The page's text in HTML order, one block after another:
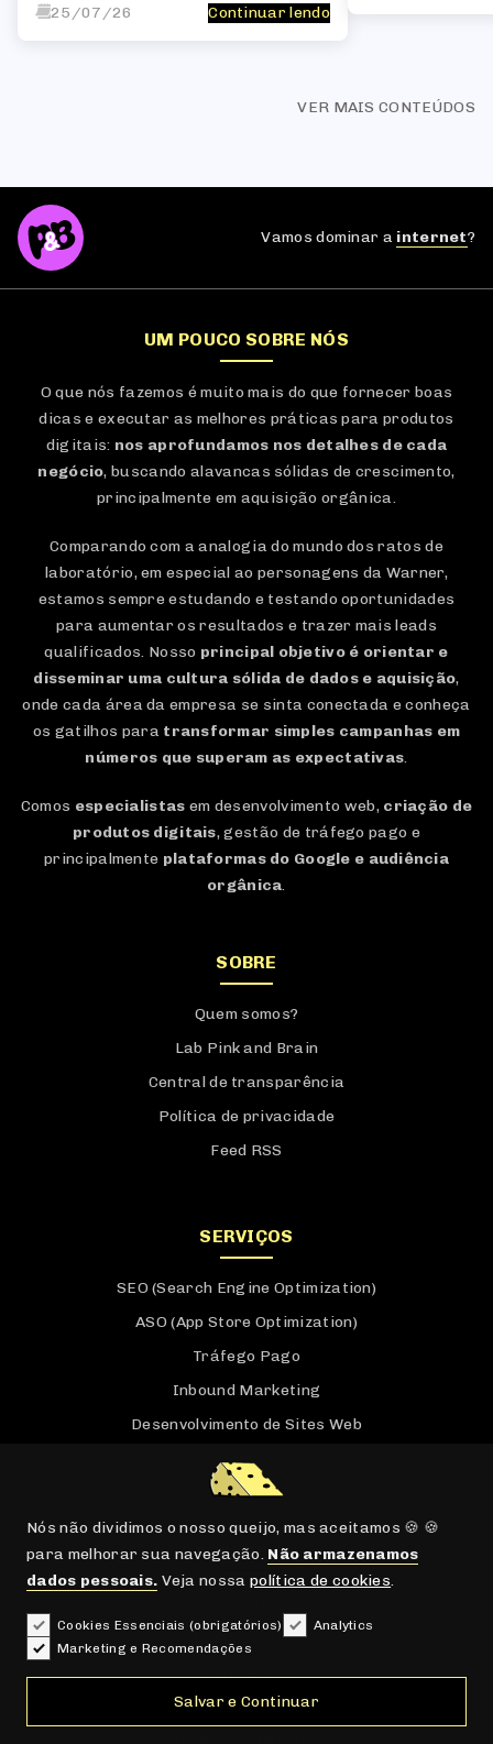
impacta a forma como os bots
25/07/26
Continuar lendo
VER MAIS CONTEÚDOS
Vamos dominar a internet?
UM POUCO SOBRE NÓS
O que nós fazemos é muito mais do que fornecer boas
dicas e executar as melhores práticas para produtos
digitais: nos aprofundamos nos detalhes de cada
negócio, buscando alavancas sólidas de crescimento,
principalmente em aquisição orgânica.
Comparando com a analogia do mundo dos ratos de
laboratório, em especial ao personagens da Warner,
estamos sempre estudando e testando oportunidades
para aumentar os resultados e trazer mais leads
qualificados. Nosso principal objetivo é orientar e
disseminar uma cultura sólida de dados e aquisição,
onde cada área da empresa se sinta conectada e conheça
os gatilhos para transformar simples campanhas em
números que superam as expectativas.
Comos especialistas em desenvolvimento web, criação de
produtos digitais, gestão de tráfego pago e
principalmente plataformas do Google e audiência
orgânica.
SOBRE
Quem somos?
Lab Pink and Brain
Central de transparência
Política de privacidade
Feed RSS
SERVIÇOS
SEO (Search Engine Optimization)
ASO (App Store Optimization)
Tráfego Pago
Inbound Marketing
Desenvolvimento de Sites Web
Design UX/UI
Desenvolvimento Wordpress
FÓRMULAS
Atomic Start-up
Deep Crawl SEO
Nós não dividimos o nosso queijo, mas aceitamos 🍪 🍪
para melhorar sua navegação. Não armazenamos
dados pessoais. Veja nossapolítica de cookies.
Cookies Essenciais (obrigatórios)
Analytics
Marketing e Recomendações
Salvar e Continuar